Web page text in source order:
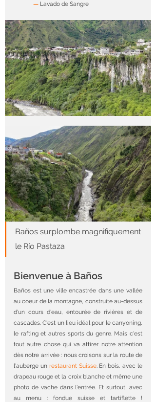
— Lavado de Sangre
Baños surplombe magnifiquement
le Río Pastaza
Bienvenue à Baños
Baños est une ville encastrée dans une vallée
au coeur de la montagne, construite au-dessus
d'un cours d'eau, entourée de rivières et de
cascades. C'est un lieu idéal pour le canyoning,
le rafting et autres sports du genre. Mais c'est
tout autre chose qui va attirer notre attention
dès notre arrivée : nous croisons sur la route de
l'auberge un restaurant Suisse. En bois, avec le
drapeau rouge et la croix blanche et même une
photo de vache dans l'entrée. Et surtout, avec
au menu : fondue suisse et tartiflette !